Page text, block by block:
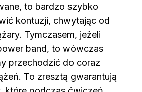
to bardzo szybko
kontuzji, chwytając od
Tymczasem, jeżeli
band, to wówczas
przechodzić do coraz
To zresztą gwarantują